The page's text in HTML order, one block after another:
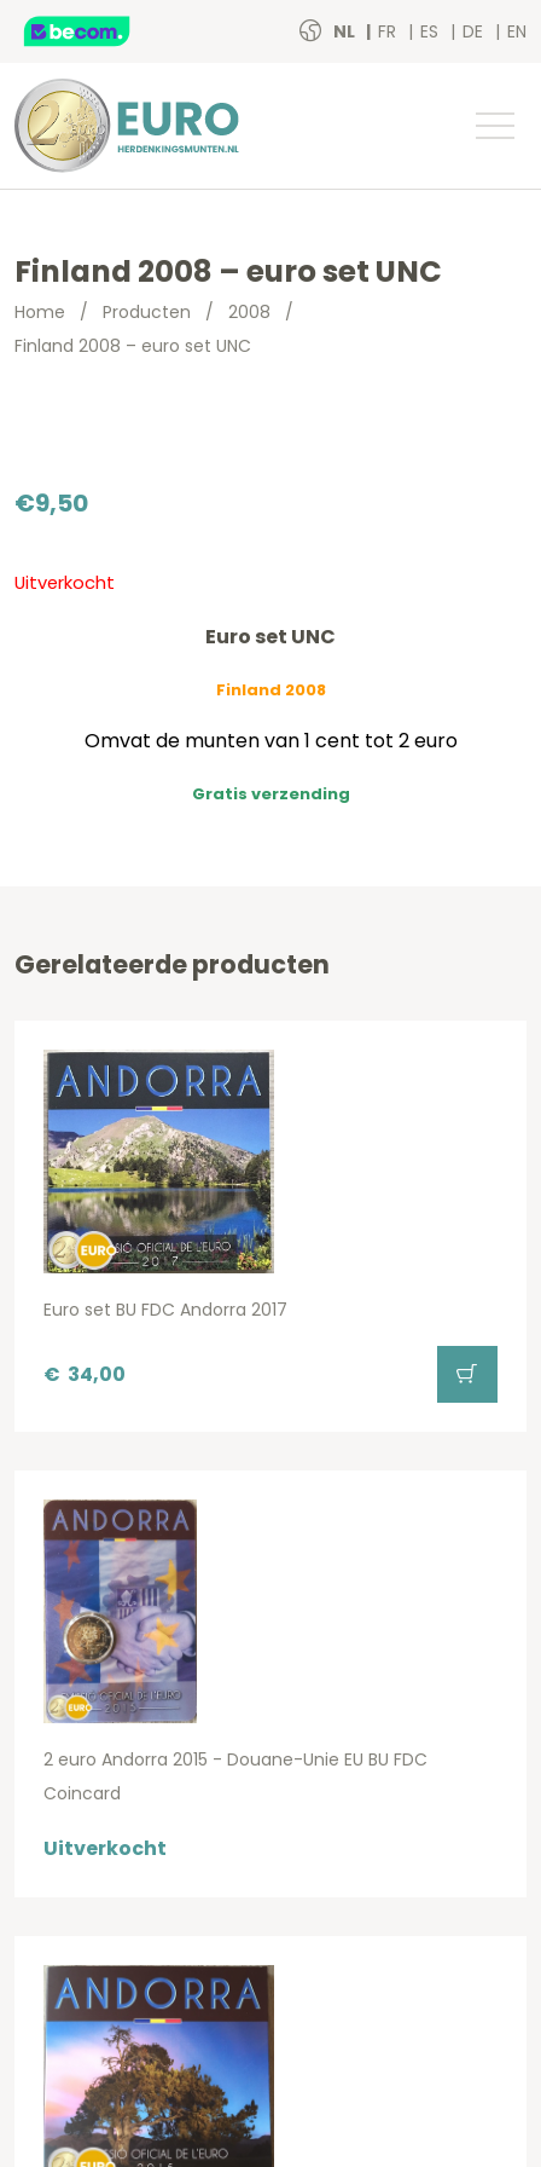
NL FR ES DE EN
Finland 2008 – euro set UNC
Home / Producten / 2008 /
Finland 2008 – euro set UNC
€9,50
Uitverkocht
Euro set UNC
Finland 2008
Omvat de munten van 1 cent tot 2 euro
Gratis verzending
Gerelateerde producten
Euro set BU FDC Andorra 2017
€ 34,00
2 euro Andorra 2015 - Douane-Unie EU BU FDC
Coincard
Uitverkocht